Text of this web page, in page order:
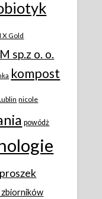
X Gold
sp.z o. o.
kompost
nicole
powódż
proszek
zbiorników